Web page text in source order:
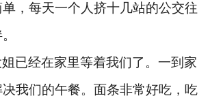
，每天一个人挤十几站的公交往
已经在家里等着我们了。一到家
我们的午餐。面条非常好吃，吃